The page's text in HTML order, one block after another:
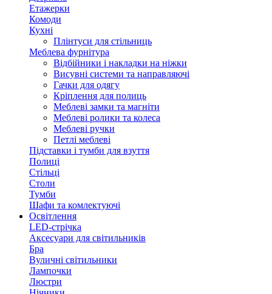
Етажерки
Комоди
Кухні
Плінтуси для стільниць
Меблева фурнітура
Відбійники і накладки на ніжки
Висувні системи та направляючі
Гачки для одягу
Кріплення для полиць
Меблеві замки та магніти
Меблеві ролики та колеса
Меблеві ручки
Петлі меблеві
Підставки і тумби для взуття
Полиці
Стільці
Столи
Тумби
Шафи та комлектуючі
Освітлення
LED-стрічка
Аксесуари для світильників
Бра
Вуличні світильники
Лампочки
Люстри